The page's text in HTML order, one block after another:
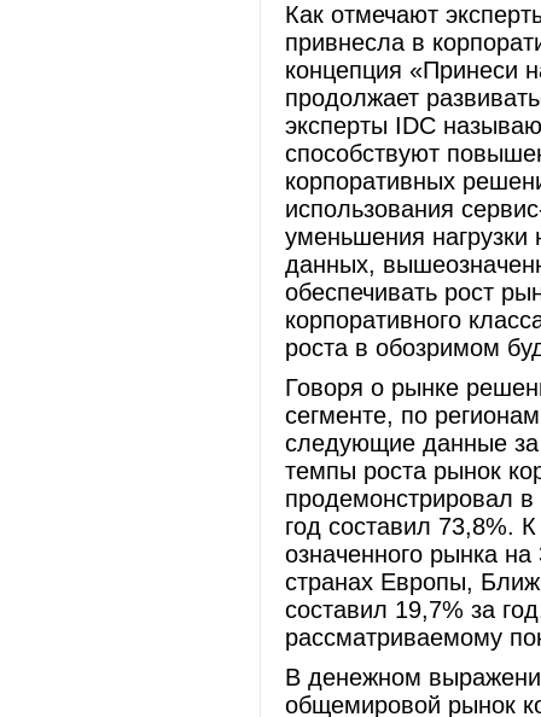
Как отмечают
привнесла в
концепция «Принеси
продолжает
эксперты IDC
способствуют
корпоративных
использования
уменьшения нагрузки
данных,
обеспечивать рост
корпоративного
роста в обозримом
Говоря о рынке
сегменте, по
следующие данные за
темпы роста рынок
продемонстрировал в
год составил 73,8%.
означенного рынка
странах Европы,
составил 19,7% за
рассматриваемому
В денежном
общемировой рынок